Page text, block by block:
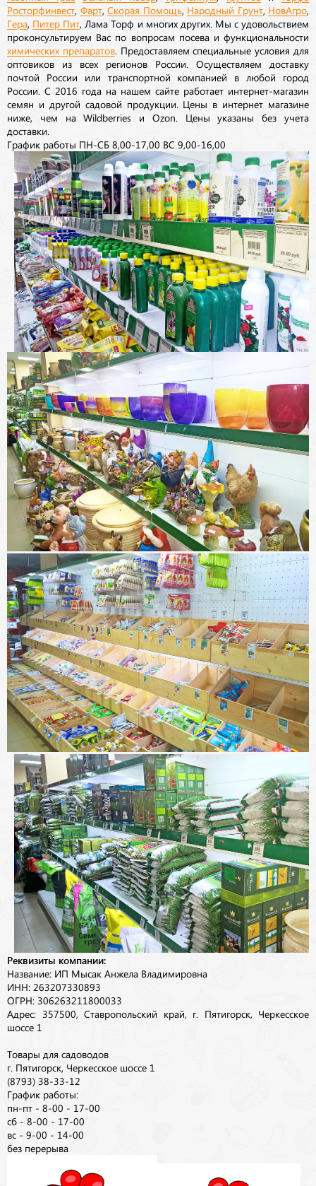
Росторфинвест Фарт, Скорая Помощь Народный Грунт, НовАгро
Гера Питер Пит , Лама Торф и многих других. Мы с удовольствием
проконсультируем Вас по вопросам посева и функциональности
химических препаратов. Предоставляем специальные условия для
оптовиков из всех регионов России. Осуществляем доставку
почтой России или транспортной компанией в любой город
России. С 2016 года на нашем сайте работает интернет-магазин
семян и другой садовой продукции. Цены в интернет магазине
ниже, чем на Wildberries и Ozon. Цены указаны без учета
доставки.
График работы ПН-СБ 8,00-17,00 ВС 9,00-16,00
Реквизиты компании:
Название: ИП Мысак Анжела Владимировна
ИНН: 263207330893
ОГРН: 306263211800033
Адрес: 357500, Ставропольский край, г. Пятигорск, Черкесское
шоссе 1
Товары для садоводов
г. Пятигорск, Черкесское шоссе 1
(8793) 38-33-12
График работы:
пн-пт - 8-00 - 17-00
сб - 8-00 - 17-00
вс - 9-00 - 14-00
без перерыва